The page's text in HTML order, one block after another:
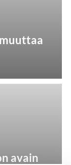
avain